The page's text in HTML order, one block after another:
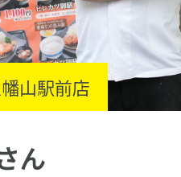
山駅前店
ん